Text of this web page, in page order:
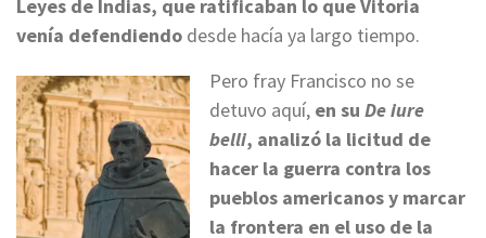
Leyes de Indias, que ratificaban lo que Vitoria
venía defendiendo desde hacía ya largo tiempo.
Pero fray Francisco no se
detuvo aquí, en su De iure
belli, analizó la licitud de
hacer la guerra contra los
pueblos americanos y marcar
la frontera en el uso de la